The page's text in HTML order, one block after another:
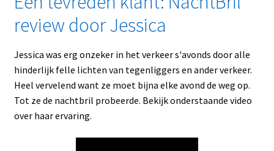
review door Jessica
Jessica was erg onzeker in het verkeer s'avonds door alle
hinderlijk felle lichten van tegenliggers en ander verkeer.
Heel vervelend want ze moet bijna elke avond de weg op.
Tot ze de nachtbril probeerde. Bekijk onderstaande video
over haar ervaring.